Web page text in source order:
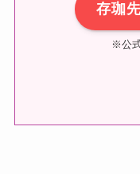
存珈
※公